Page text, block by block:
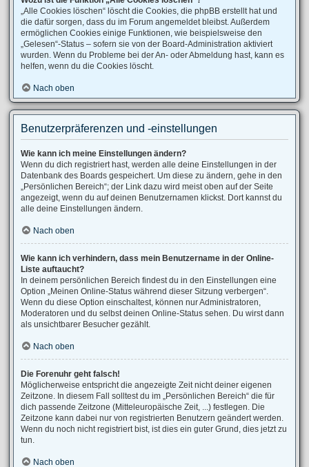
„Alle Cookies löschen“ löscht die Cookies, die phpBB erstellt hat und
die dafür sorgen, dass du im Forum angemeldet bleibst. Außerdem
ermöglichen Cookies einige Funktionen, wie beispielsweise den
„Gelesen“-Status – sofern sie von der Board-Administration aktiviert
wurden. Wenn du Probleme bei der An- oder Abmeldung hast, kann es
helfen, wenn du die Cookies löscht.
Nach oben
Benutzerpräferenzen und -einstellungen
Wie kann ich meine Einstellungen ändern?
Wenn du dich registriert hast, werden alle deine Einstellungen in der
Datenbank des Boards gespeichert. Um diese zu ändern, gehe in den
„Persönlichen Bereich“; der Link dazu wird meist oben auf der Seite
angezeigt, wenn du auf deinen Benutzernamen klickst. Dort kannst du
alle deine Einstellungen ändern.
Nach oben
Wie kann ich verhindern, dass mein Benutzername in der Online-
Liste auftaucht?
In deinem persönlichen Bereich findest du in den Einstellungen eine
Option „Meinen Online-Status während dieser Sitzung verbergen“.
Wenn du diese Option einschaltest, können nur Administratoren,
Moderatoren und du selbst deinen Online-Status sehen. Du wirst dann
als unsichtbarer Besucher gezählt.
Nach oben
Die Forenuhr geht falsch!
Möglicherweise entspricht die angezeigte Zeit nicht deiner eigenen
Zeitzone. In diesem Fall solltest du im „Persönlichen Bereich“ die für
dich passende Zeitzone (Mitteleuropäische Zeit, ...) festlegen. Die
Zeitzone kann dabei nur von registrierten Benutzern geändert werden.
Wenn du noch nicht registriert bist, ist dies ein guter Grund, dies jetzt zu
tun.
Nach oben